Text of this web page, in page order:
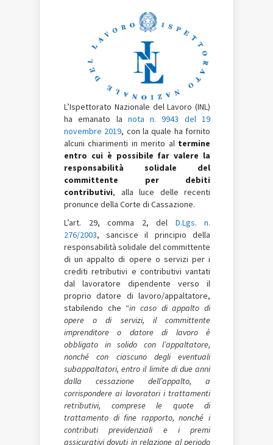
L’Ispettorato Nazionale del Lavoro (INL)
ha emanato la nota n. 9943 del 19
novembre 2019, con la quale ha fornito
alcuni chiarimenti in merito al termine
entro cui è possibile far valere la
responsabilità solidale del
committente per debiti
contributivi, alla luce delle recenti
pronunce della Corte di Cassazione.
L’art. 29, comma 2, del D.Lgs. n.
276/2003, sancisce il principio della
responsabilità solidale del committente
di un appalto di opere o servizi per i
crediti retributivi e contributivi vantati
dal lavoratore dipendente verso il
proprio datore di lavoro/appaltatore,
stabilendo che “in caso di appalto di
opere o di servizi, il committente
imprenditore o datore di lavoro è
obbligato in solido con l’appaltatore,
nonché con ciascuno degli eventuali
subappaltatori, entro il limite di due anni
dalla cessazione dell’appalto, a
corrispondere ai lavoratori i trattamenti
retributivi, comprese le quote di
trattamento di fine rapporto, nonché i
contributi previdenziali e i premi
assicurativi dovuti in relazione al periodo